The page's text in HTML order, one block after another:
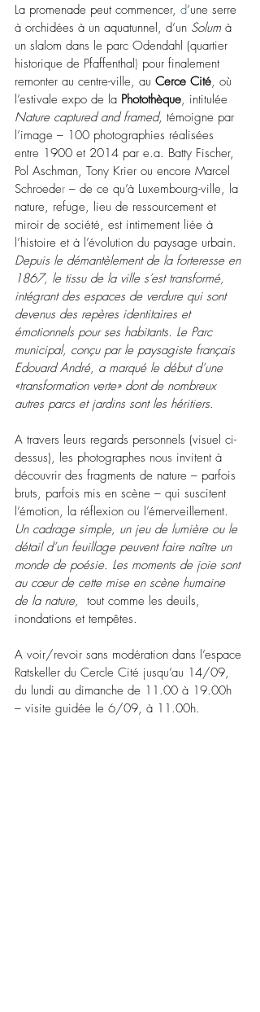
La promenade peut commencer, d’une serre
à orchidées à un aquatunnel, d’un Solum à
un slalom dans le parc Odendahl (quartier
historique de Pfaffenthal) pour finalement
remonter au centre-ville, au Cerce Cité, où
l’estivale expo de la Photothèque, intitulée
Nature captured and framed, témoigne par
l’image – 100 photographies réalisées
entre 1900 et 2014 par e.a. Batty Fischer,
Pol Aschman, Tony Krier ou encore Marcel
Schroeder – de ce qu’à Luxembourg-ville, la
nature, refuge, lieu de ressourcement et
miroir de société, est intimement liée à
l’histoire et à l’évolution du paysage urbain.
Depuis le démantèlement de la forteresse en
1867, le tissu de la ville s’est transformé,
intégrant des espaces de verdure qui sont
devenus des repères identitaires et
émotionnels pour ses habitants. Le Parc
municipal, conçu par le paysagiste français
Edouard André, a marqué le début d’une
«transformation verte» dont de nombreux
autres parcs et jardins sont les héritiers.
A travers leurs regards personnels (visuel ci-
dessus), les photographes nous invitent à
découvrir des fragments de nature – parfois
bruts, parfois mis en scène – qui suscitent
l’émotion, la réflexion ou l’émerveillement.
Un cadrage simple, un jeu de lumière ou le
détail d’un feuillage peuvent faire naître un
monde de poésie. Les moments de joie sont
au cœur de cette mise en scène humaine
de la nature, tout comme les deuils,
inondations et tempêtes.
A voir/revoir sans modération dans l’espace
Ratskeller du Cercle Cité jusqu’au 14/09,
du lundi au dimanche de 11.00 à 19.00h
– visite guidée le 6/09, à 11.00h.